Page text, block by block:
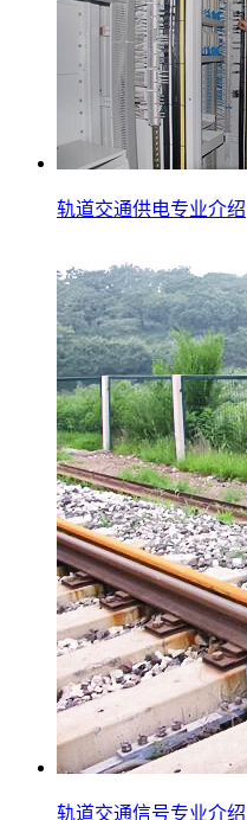
轨道交通供电专业介绍
轨道交通信号专业介绍